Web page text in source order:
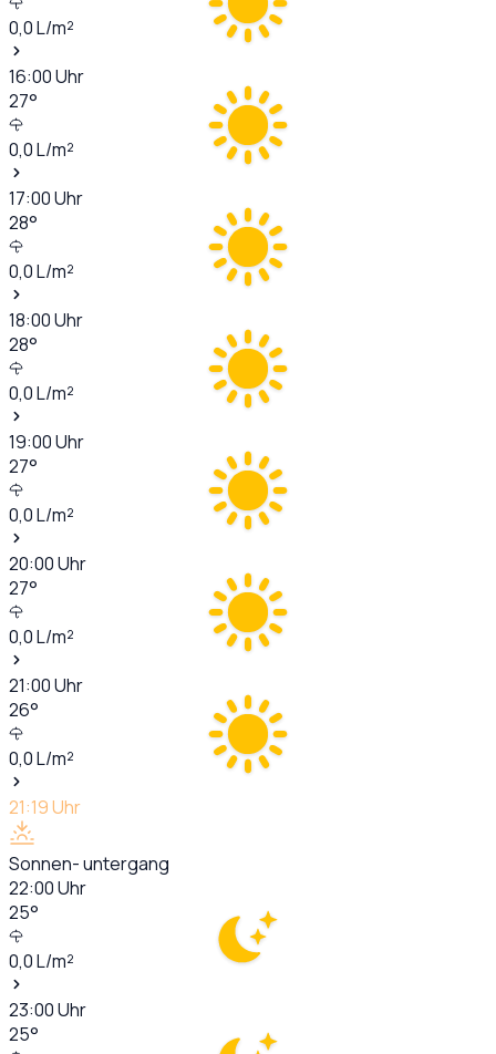
0,0L/m²
16:00Uhr
27°
0,0L/m²
17:00Uhr
28°
0,0L/m²
18:00Uhr
28°
0,0L/m²
19:00Uhr
27°
0,0L/m²
20:00Uhr
27°
0,0L/m²
21:00Uhr
26°
0,0L/m²
21:19Uhr
Sonnen- untergang
22:00Uhr
25°
0,0L/m²
23:00Uhr
25°